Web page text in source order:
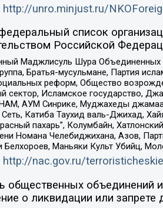
http://unro.minjust.ru/
список
Российской
Маджлисуль Шура Объединенных
Братья-мусульмане, Партия
реформ, Общество
сектор, Исламское государство,
АУМ Синрике, Муджахеды
Катиба Таухид валь-Джихад,
пахарь”, Колумбайн,
Номана Челебиджихана, Азов,
Маньяки Культ Убийц,
http://nac.gov.ru/
общественных объединений
о ликвидации или запрете